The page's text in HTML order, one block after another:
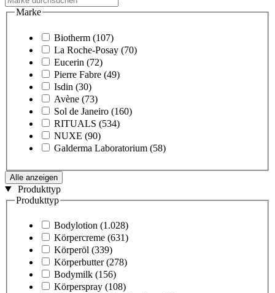
Marke
Biotherm (107)
La Roche-Posay (70)
Eucerin (72)
Pierre Fabre (49)
Isdin (30)
Avène (73)
Sol de Janeiro (160)
RITUALS (534)
NUXE (90)
Galderma Laboratorium (58)
Alle anzeigen
Produkttyp
Produkttyp
Bodylotion (1.028)
Körpercreme (631)
Körperöl (339)
Körperbutter (278)
Bodymilk (156)
Körperspray (108)